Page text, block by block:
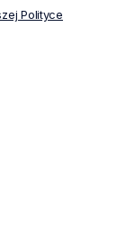
które najlepiej
Polityce